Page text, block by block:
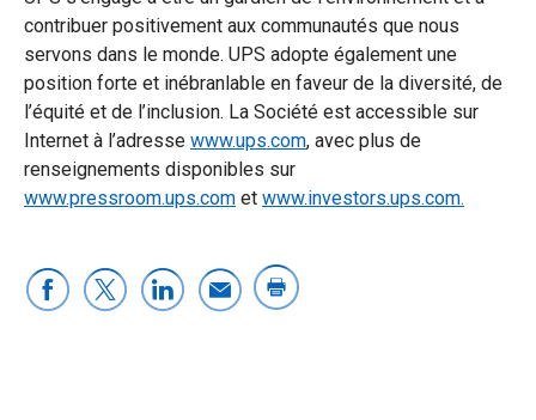
contribuer positivement aux communautés que nous
servons dans le monde. UPS adopte également une
position forte et inébranlable en faveur de la diversité, de
l’équité et de l’inclusion. La Société est accessible sur
Internet à l’adresse www.ups.com, avec plus de
renseignements disponibles sur
www.pressroom.ups.com et www.investors.ups.com.